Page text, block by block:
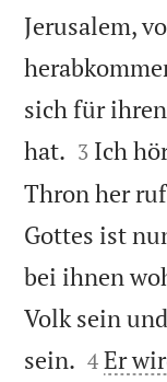
Jerusalem,
sich für
hat. 

3 Ich
Thron her
Gottes ist
bei ihnen
Volk sein
sein. 

4 Er